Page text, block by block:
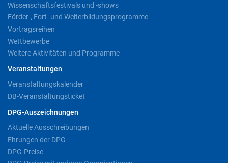
Wissenschaftsfestivals und -shows
Förder-, Fort- und Weiterbildungsprogramme
Vortragsreihen
Wettbewerbe
Weitere Aktivitäten und Programme
Veranstaltungen
Veranstaltungskalender
DB-Veranstaltungsticket
DPG-Auszeichnungen
Aktuelle Ausschreibungen
Ehrungen der DPG
DPG-Preise